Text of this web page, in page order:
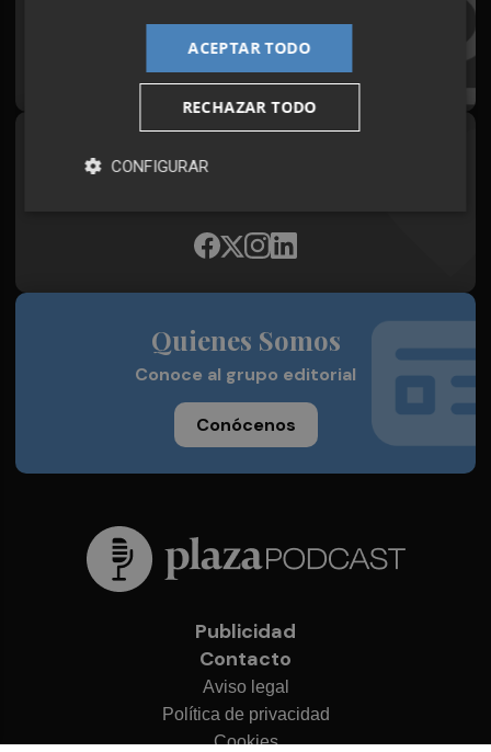
Síguenos en redes
Quienes Somos
Conoce al grupo editorial
Conócenos
Publicidad
Contacto
Aviso legal
Política de privacidad
Cookies
ACEPTAR TODO
RECHAZAR TODO
CONFIGURAR